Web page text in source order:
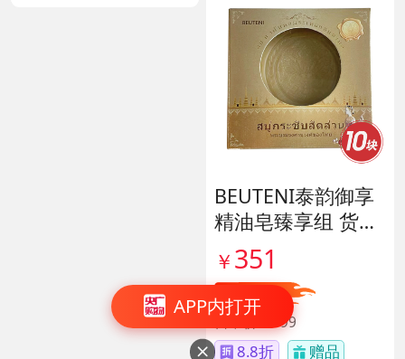
APP内打开

BEUTENI泰韵御享
精油皂臻享组 货号
140122
￥ 351
直降48
日常价￥399
8.8折 赠品